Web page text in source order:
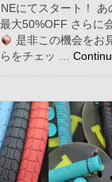
にてスタート！
大50%OFF さらに
是非この機会をお
をチェッ …